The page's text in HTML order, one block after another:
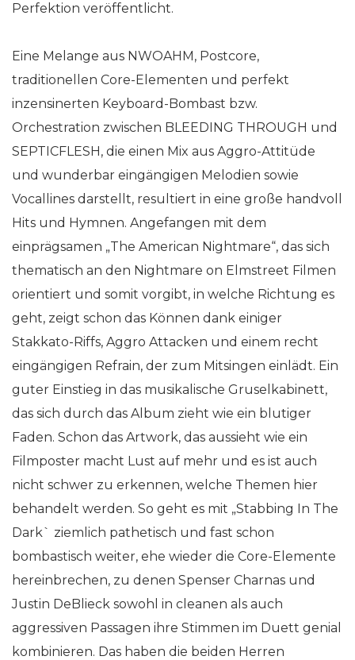
Perfektion veröffentlicht.
Eine Melange aus NWOAHM, Postcore,
traditionellen Core-Elementen und perfekt
inzensinerten Keyboard-Bombast bzw.
Orchestration zwischen BLEEDING THROUGH und
SEPTICFLESH, die einen Mix aus Aggro-Attitüde
und wunderbar eingängigen Melodien sowie
Vocallines darstellt, resultiert in eine große handvoll
Hits und Hymnen. Angefangen mit dem
einprägsamen „The American Nightmare“, das sich
thematisch an den Nightmare on Elmstreet Filmen
orientiert und somit vorgibt, in welche Richtung es
geht, zeigt schon das Können dank einiger
Stakkato-Riffs, Aggro Attacken und einem recht
eingängigen Refrain, der zum Mitsingen einlädt. Ein
guter Einstieg in das musikalische Gruselkabinett,
das sich durch das Album zieht wie ein blutiger
Faden. Schon das Artwork, das aussieht wie ein
Filmposter macht Lust auf mehr und es ist auch
nicht schwer zu erkennen, welche Themen hier
behandelt werden. So geht es mit „Stabbing In The
Dark` ziemlich pathetisch und fast schon
bombastisch weiter, ehe wieder die Core-Elemente
hereinbrechen, zu denen Spenser Charnas und
Justin DeBlieck sowohl in cleanen als auch
aggressiven Passagen ihre Stimmen im Duett genial
kombinieren. Das haben die beiden Herren